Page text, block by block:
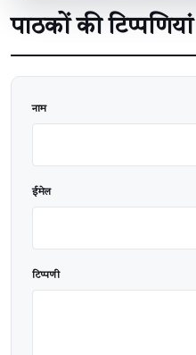
पाठकों की टिप्पणियां
नाम
ईमेल
टिप्पणी